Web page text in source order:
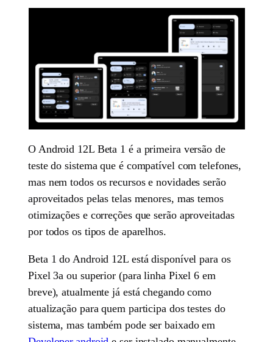
O Android 12L Beta 1 é a primeira versão de
teste do sistema que é compatível com telefones,
mas nem todos os recursos e novidades serão
aproveitados pelas telas menores, mas temos
otimizações e correções que serão aproveitadas
por todos os tipos de aparelhos.
Beta 1 do Android 12L está disponível para os
Pixel 3a ou superior (para linha Pixel 6 em
breve), atualmente já está chegando como
atualização para quem participa dos testes do
sistema, mas também pode ser baixado em